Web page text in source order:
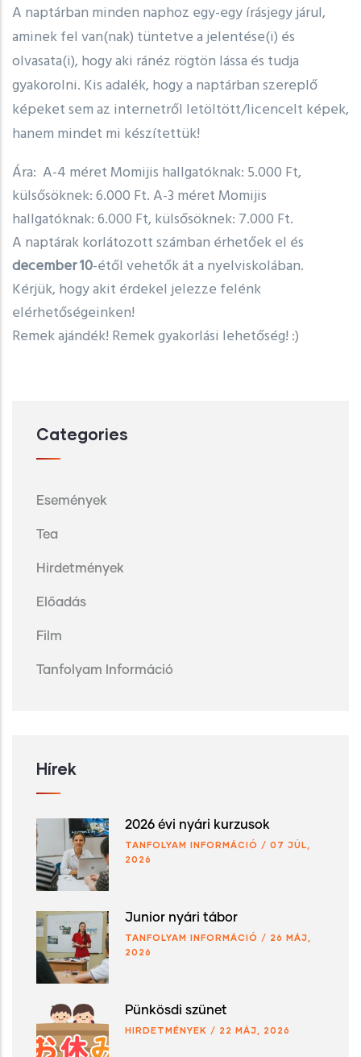
A naptárban minden naphoz egy-egy írásjegy járul,
aminek fel van(nak) tüntetve a jelentése(i) és
olvasata(i), hogy aki ránéz rögtön lássa és tudja
gyakorolni. Kis adalék, hogy a naptárban szereplő
képeket sem az internetről letöltött/licencelt képek,
hanem mindet mi készítettük!
Ára: A-4 méret Momijis hallgatóknak: 5.000 Ft,
külsősöknek: 6.000 Ft. A-3 méret Momijis
hallgatóknak: 6.000 Ft, külsősöknek: 7.000 Ft.
A naptárak korlátozott számban érhetőek el és
december 10-étől vehetők át a nyelviskolában.
Kérjük, hogy akit érdekel jelezze felénk
elérhetőségeinken!
Remek ajándék! Remek gyakorlási lehetőség! :)
Categories
Események
Tea
Hirdetmények
Előadás
Film
Tanfolyam Információ
Hírek
2026 évi nyári kurzusok
TANFOLYAM INFORMÁCIÓ / 07 JÚL,
2026
Junior nyári tábor
TANFOLYAM INFORMÁCIÓ / 26 MÁJ,
2026
Pünkösdi szünet
HIRDETMÉNYEK / 22 MÁJ, 2026